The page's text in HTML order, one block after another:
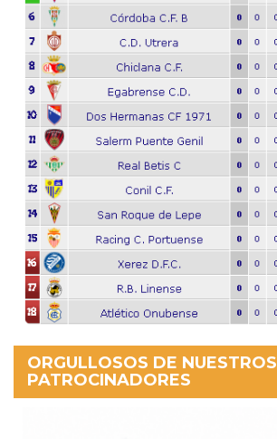
ORGULLOSOS DE NUESTROS
PATROCINADORES